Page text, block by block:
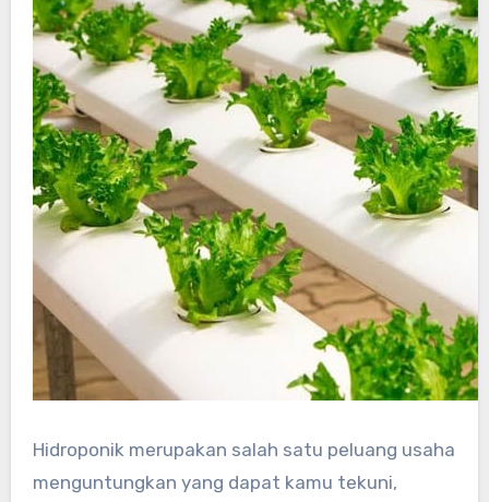
Hidroponik merupakan salah satu peluang usaha
menguntungkan yang dapat kamu tekuni,